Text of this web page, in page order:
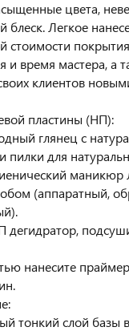
цвета,
блеск. Легкое
стоимости
и время мастера, а
клиентов
пластины (НП):
глянец с
для
(аппаратный,
дегидратор,
нанесите
тонкий слой